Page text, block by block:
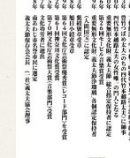
通販サイ
道の駅う
うずの丘大